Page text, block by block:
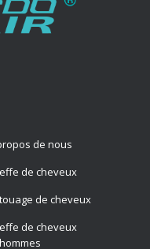
de nous
de cheveux
de cheveux
de cheveux